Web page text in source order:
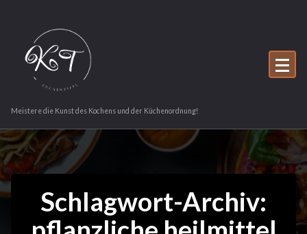
springen
Meistere die Kunst des Kochens und der Küchenordnung!
Schlagwort-Archiv: